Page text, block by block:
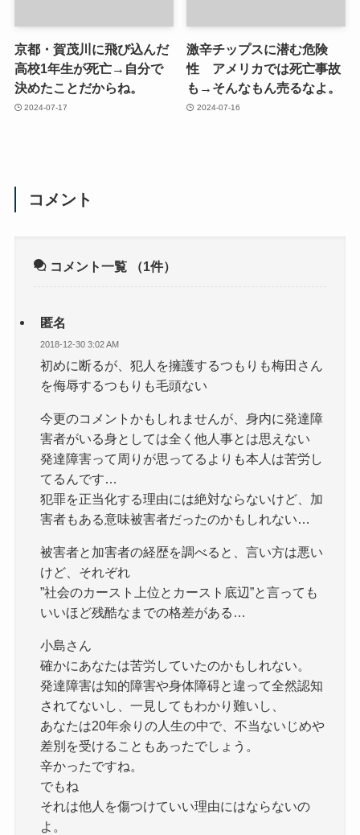
京都・賀茂川に飛び込んだ
高校1年生が死亡→自分で
決めたことだからね。
2024-07-17
激辛チップスに潜む危険
性 アメリカでは死亡事故
も→そんなもん売るなよ。
2024-07-16
コメント
コメント一覧 （1件）
匿名
2018-12-30 3:02 AM
初めに断るが、犯人を擁護するつもりも梅田さん
を侮辱するつもりも毛頭ない
今更のコメントかもしれませんが、身内に発達障
害者がいる身としては全く他人事とは思えない
発達障害って周りが思ってるよりも本人は苦労し
てるんです…
犯罪を正当化する理由には絶対ならないけど、加
害者もある意味被害者だったのかもしれない…
被害者と加害者の経歴を調べると、言い方は悪い
けど、それぞれ
”社会のカースト上位とカースト底辺”と言っても
いいほど残酷なまでの格差がある…
小島さん
確かにあなたは苦労していたのかもしれない。
発達障害は知的障害や身体障碍と違って全然認知
されてないし、一見してもわかり難いし、
あなたは20年余りの人生の中で、不当ないじめや
差別を受けることもあったでしょう。
辛かったですね。
でもね
それは他人を傷つけていい理由にはならないの
よ。